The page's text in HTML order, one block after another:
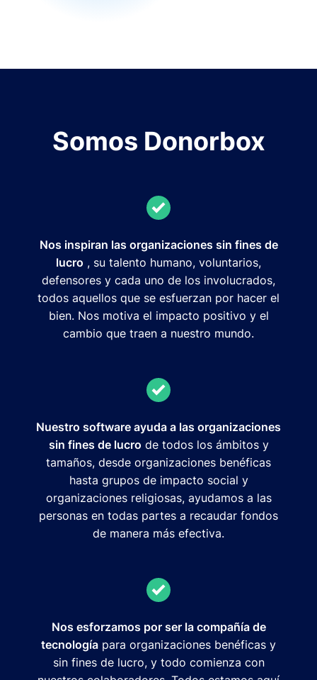
Somos Donorbox
Nos inspiran las organizaciones sin fines de
lucro , su talento humano, voluntarios,
defensores y cada uno de los involucrados,
todos aquellos que se esfuerzan por hacer el
bien. Nos motiva el impacto positivo y el
cambio que traen a nuestro mundo.
Nuestro software ayuda a las organizaciones
sin fines de lucro de todos los ámbitos y
tamaños, desde organizaciones benéficas
hasta grupos de impacto social y
organizaciones religiosas, ayudamos a las
personas en todas partes a recaudar fondos
de manera más efectiva.
Nos esforzamos por ser la compañía de
tecnología para organizaciones benéficas y
sin fines de lucro, y todo comienza con